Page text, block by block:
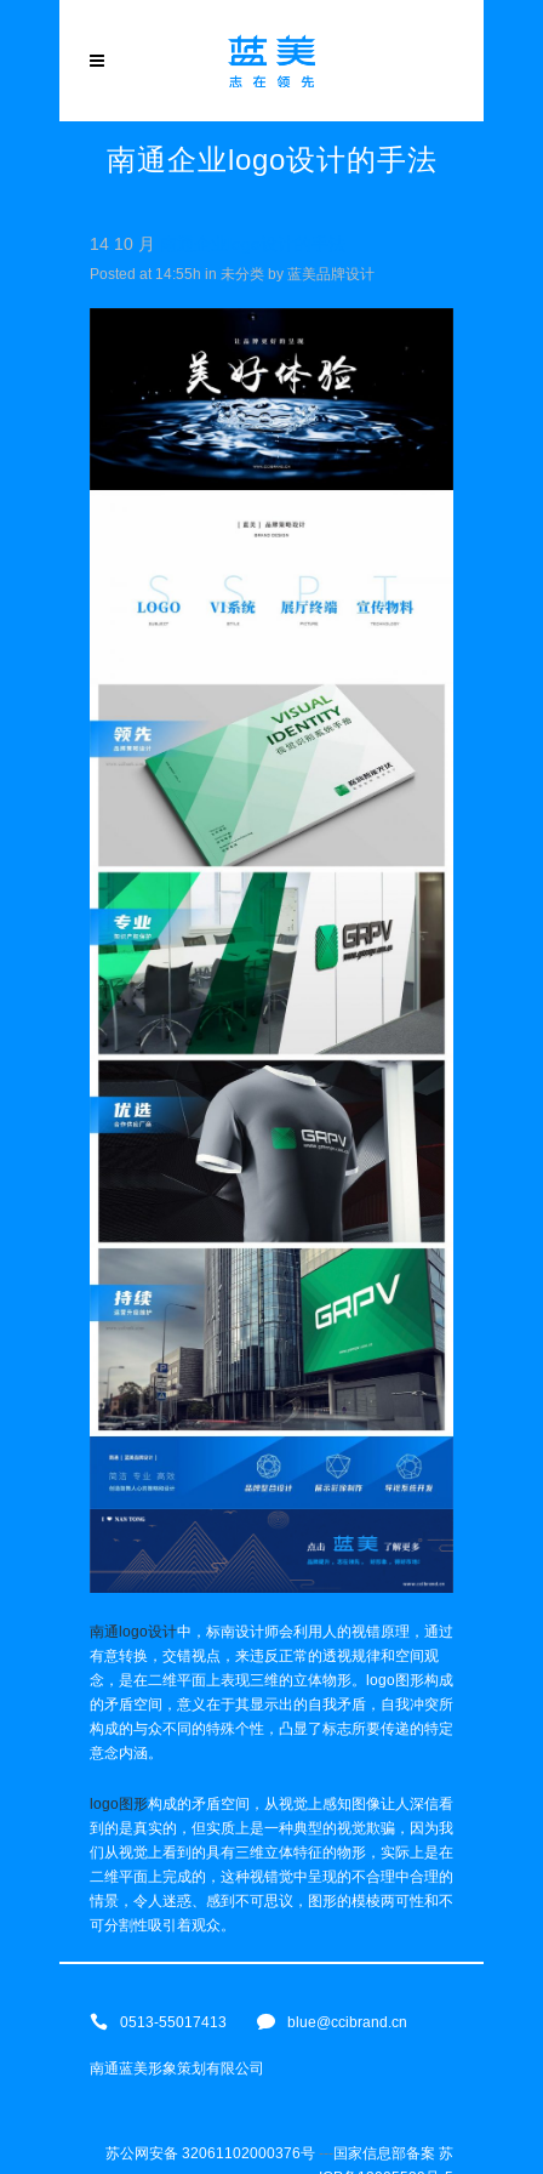
南通企业logo设计的手法
14 10 月
Posted at 14:55h in 未分类 by 蓝美品牌设计
南通logo设计中，标南设计师会利用人的视错原理，通过
有意转换，交错视点，来违反正常的透视规律和空间观
念，是在二维平面上表现三维的立体物形。logo图形构成
的矛盾空间，意义在于其显示出的自我矛盾，自我冲突所
构成的与众不同的特殊个性，凸显了标志所要传递的特定
意念内涵。
logo图形构成的矛盾空间，从视觉上感知图像让人深信看
到的是真实的，但实质上是一种典型的视觉欺骗，因为我
们从视觉上看到的具有三维立体特征的物形，实际上是在
二维平面上完成的，这种视错觉中呈现的不合理中合理的
情景，令人迷惑、感到不可思议，图形的模棱两可性和不
可分割性吸引着观众。
0513-55017413 blue@ccibrand.cn
南通蓝美形象策划有限公司
苏公网安备 32061102000376号 ---国家信息部备案 苏